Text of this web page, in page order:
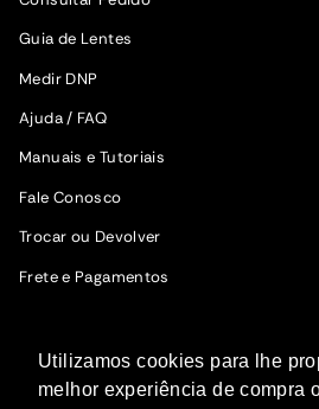
Utilizamos cookies para lhe
melhor experiência de compra
Guia de Lentes
Medir DNP
Ajuda / FAQ
Manuais e Tutoriais
Fale Conosco
Trocar ou Devolver
Frete e Pagamentos
Fique por dentro das novidades.